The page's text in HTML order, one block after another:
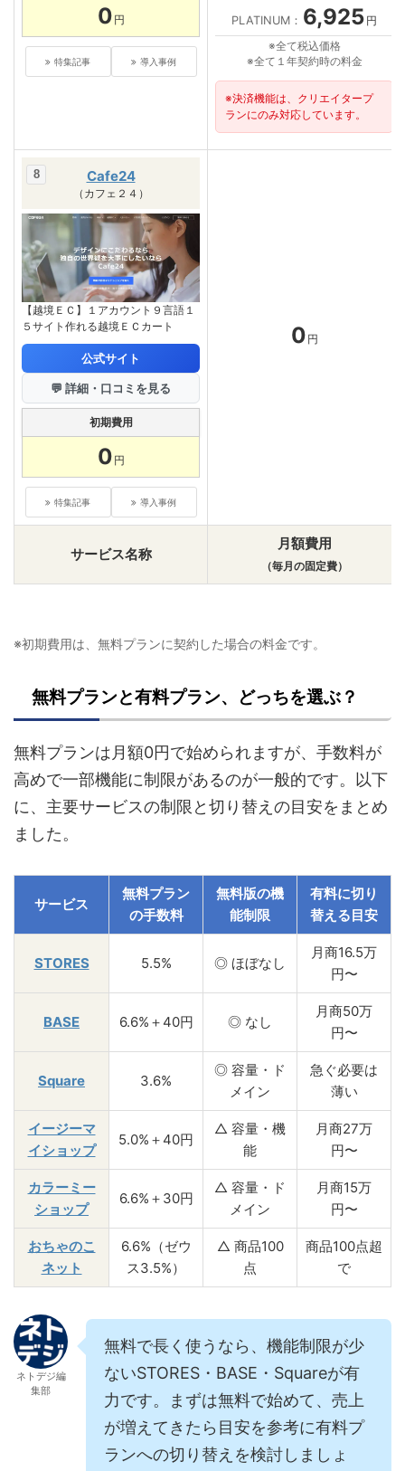
0 円
特集記事 導入事例
PLATINUM： 6,925 円
※全て税込価格
※全て１年契約時の料金
※決済機能は、クリエイタープ
ランにのみ対応しています。
Cafe24
（カフェ２４）
【越境ＥＣ】１アカウント９言語１
５サイト作れる越境ＥＣカート
公式サイト
💬 詳細・口コミを見る
初期費用
0 円
特集記事 導入事例
0 円
サービス名称
月額費用
（毎月の固定費）
※初期費用は、無料プランに契約した場合の料金です。
無料プランと有料プラン、どっちを選ぶ？
無料プランは月額0円で始められますが、手数料が
高めで一部機能に制限があるのが一般的です。以下
に、主要サービスの制限と切り替えの目安をまとめ
ました。
サービス
無料プラン
の手数料
無料版の機
能制限
有料に切り
替える目安
STORES 5.5% ◎ ほぼなし
月商16.5万
円〜
BASE 6.6%＋40円 ◎ なし
月商50万
円〜
Square 3.6%
◎ 容量・ド
メイン
急ぐ必要は
薄い
イージーマ
イショップ
5.0%＋40円
△ 容量・機
能
月商27万
円〜
カラーミー
ショップ
6.6%＋30円
△ 容量・ド
メイン
月商15万
円〜
おちゃのこ
ネット
6.6%（ゼウ
ス3.5%）
△ 商品100
点
商品100点超
で
ネトデジ編
集部
無料で長く使うなら、機能制限が少
ないSTORES・BASE・Squareが有
力です。まずは無料で始めて、売上
が増えてきたら目安を参考に有料プ
ランへの切り替えを検討しましょ